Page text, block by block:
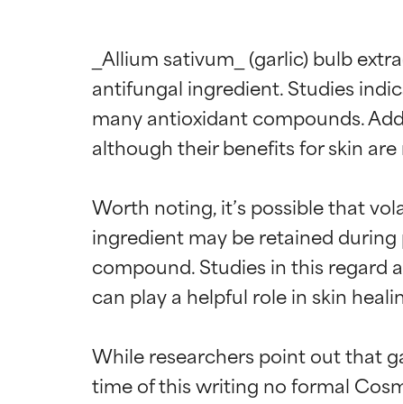
_Allium sativum_ (garlic) bulb
antifungal ingredient. Studies
many antioxidant compounds.
although their benefits for skin
Worth noting, it’s possible that
ingredient may be retained
compound. Studies in this regard
can play a helpful role in skin
While researchers point out that
time of this writing no formal
BESTE
Bewezen en
BESTE
Bewezen en